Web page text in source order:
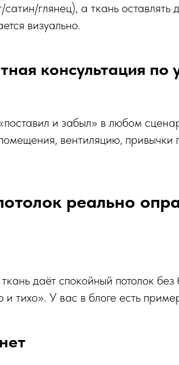
глянец), а ткань оставлять
визуально.
консультация по
и забыл» в любом
вентиляцию, привычки
реально
даёт спокойный потолок
и тихо». У вас в блоге есть